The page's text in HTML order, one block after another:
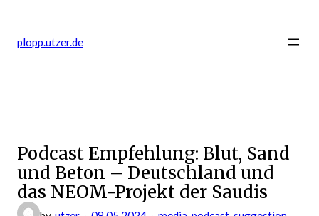
springen
plopp.utzer.de
Podcast Empfehlung: Blut, Sand
und Beton – Deutschland und
das NEOM-Projekt der Saudis